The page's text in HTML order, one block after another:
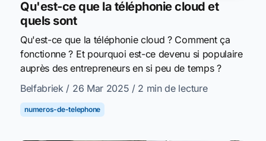
Qu'est-ce que la téléphonie cloud et
quels sont
Qu'est-ce que la téléphonie cloud ? Comment ça
fonctionne ? Et pourquoi est-ce devenu si populaire
auprès des entrepreneurs en si peu de temps ?
Belfabriek / 26 Mar 2025 / 2 min de lecture
numeros-de-telephone